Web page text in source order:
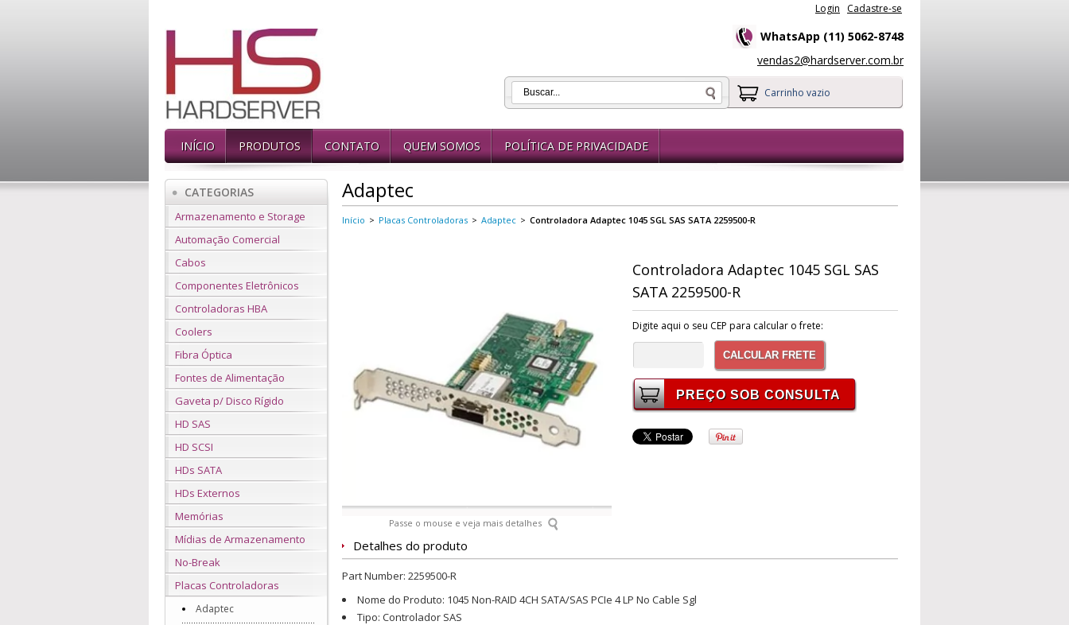
Login Cadastre-se
WhatsApp (11) 5062-8748
vendas2@hardserver.com.br
Carrinho vazio
INÍCIO PRODUTOS CONTATO QUEM SOMOS POLÍTICA DE PRIVACIDADE
CATEGORIAS
Armazenamento e Storage
Automação Comercial
Cabos
Componentes Eletrônicos
Controladoras HBA
Coolers
Fibra Óptica
Fontes de Alimentação
Gaveta p/ Disco Rígido
HD SAS
HD SCSI
HDs SATA
HDs Externos
Memórias
Mídias de Armazenamento
No-Break
Placas Controladoras
Adaptec
Adaptec
Início > Placas Controladoras > Adaptec > Controladora Adaptec 1045 SGL SAS SATA 2259500-R
Passe o mouse e veja mais detalhes
Controladora Adaptec 1045 SGL SAS
SATA 2259500-R
Digite aqui o seu CEP para calcular o frete:
CALCULAR FRETE
Detalhes do produto
Part Number: 2259500-R
Nome do Produto: 1045 Non-RAID 4CH SATA/SAS PCIe 4 LP No Cable Sgl
Tipo: Controlador SAS